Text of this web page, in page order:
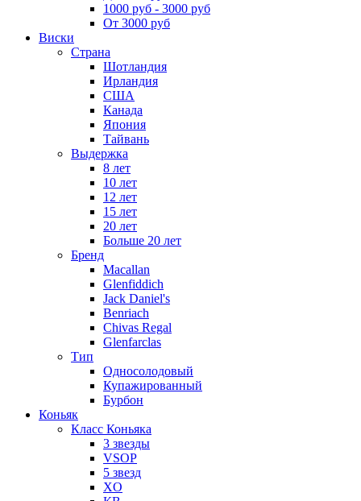
1000 руб - 3000 руб
От 3000 руб
Виски
Страна
Шотландия
Ирландия
США
Канада
Япония
Тайвань
Выдержка
8 лет
10 лет
12 лет
15 лет
20 лет
Больше 20 лет
Бренд
Macallan
Glenfiddich
Jack Daniel's
Benriach
Chivas Regal
Glenfarclas
Тип
Односолодовый
Купажированный
Бурбон
Коньяк
Класс Коньяка
3 звезды
VSOP
5 звезд
XO